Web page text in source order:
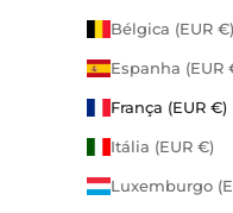
Bélgica (EUR €)
Espanha (EUR
França (EUR €)
Itália (EUR €)
Luxemburgo